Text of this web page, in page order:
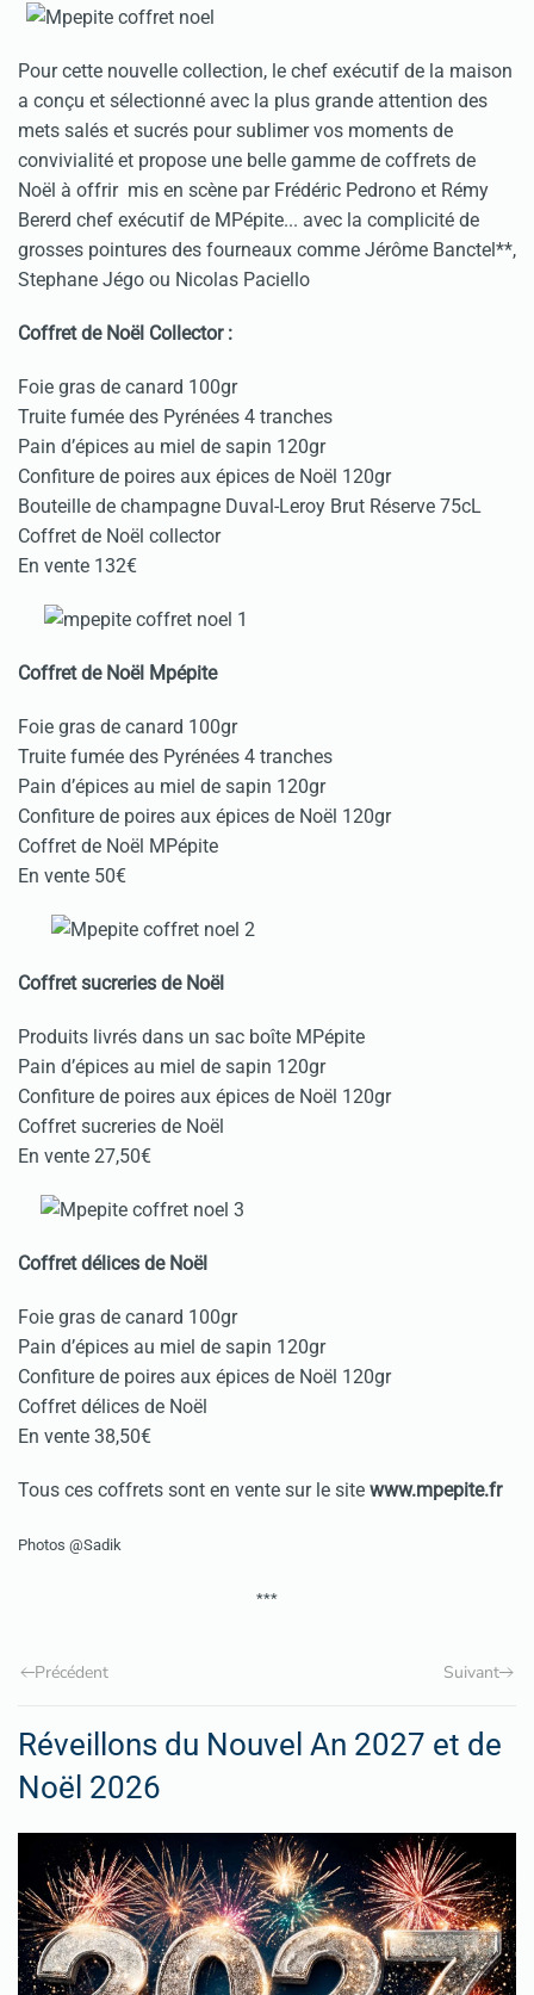
Pour cette nouvelle collection, le chef exécutif de la maison
a conçu et sélectionné avec la plus grande attention des
mets salés et sucrés pour sublimer vos moments de
convivialité et propose une belle gamme de coffrets de
Noël à offrir mis en scène par Frédéric Pedrono et Rémy
Bererd chef exécutif de MPépite... avec la complicité de
grosses pointures des fourneaux comme Jérôme Banctel**,
Stephane Jégo ou Nicolas Paciello
Coffret de Noël Collector :
Foie gras de canard 100gr
Truite fumée des Pyrénées 4 tranches
Pain d’épices au miel de sapin 120gr
Confiture de poires aux épices de Noël 120gr
Bouteille de champagne Duval-Leroy Brut Réserve 75cL
Coffret de Noël collector
En vente 132€
Coffret de Noël Mpépite
Foie gras de canard 100gr
Truite fumée des Pyrénées 4 tranches
Pain d’épices au miel de sapin 120gr
Confiture de poires aux épices de Noël 120gr
Coffret de Noël MPépite
En vente 50€
Coffret sucreries de Noël
Produits livrés dans un sac boîte MPépite
Pain d’épices au miel de sapin 120gr
Confiture de poires aux épices de Noël 120gr
Coffret sucreries de Noël
En vente 27,50€
Coffret délices de Noël
Foie gras de canard 100gr
Pain d’épices au miel de sapin 120gr
Confiture de poires aux épices de Noël 120gr
Coffret délices de Noël
En vente 38,50€
Tous ces coffrets sont en vente sur le site www.mpepite.fr
Photos @Sadik
***
Précédent Suivant
Réveillons du Nouvel An 2027 et de
Noël 2026